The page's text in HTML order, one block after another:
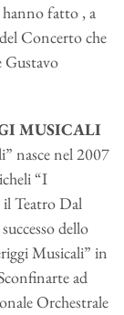
hanno fatto , a
Concerto che
Gustavo
MUSICALI
nasce nel 2007
“I
il Teatro Dal
dello
Musicali” in
ad
Orchestrale